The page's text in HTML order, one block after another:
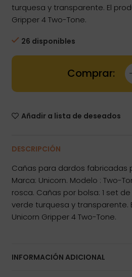
turquesa y transparente. El
Gripper 4 Two-Tone.
26 disponibles
Dartstore Cañas
Añadir a lista de deseados
DESCRIPCIÓN
Cañas para dardos fabricadas
Marca: Unicorn. Modelo : Two-
rosca. Cañas por bolsa: 1 set
verde turquesa y transparente.
Unicorn Gripper 4 Two-Tone.
INFORMACIÓN ADICIONAL